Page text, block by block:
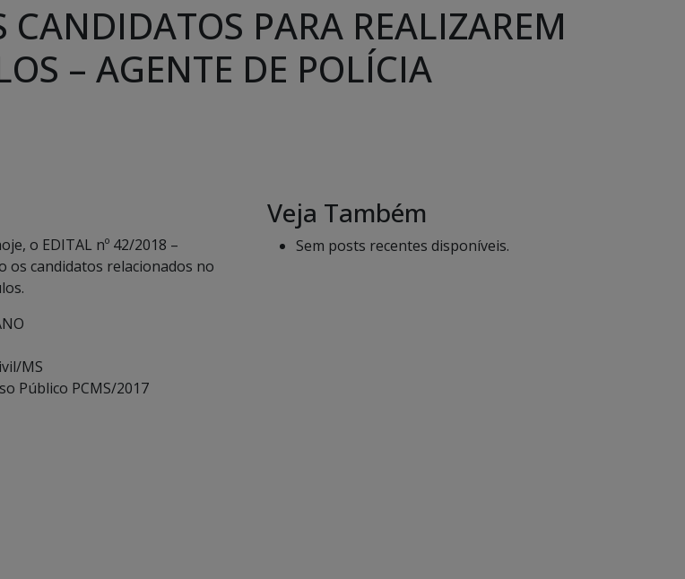
PARA REALIZAREM
– AGENTE DE POLÍCIA
o EDITAL nº 42/2018 –
os candidatos relacionados no
MS
Público PCMS/2017
Veja Também
Sem posts recentes disponíveis.